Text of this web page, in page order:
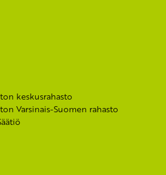
keskusrahasto
Varsinais-Suomen rahasto